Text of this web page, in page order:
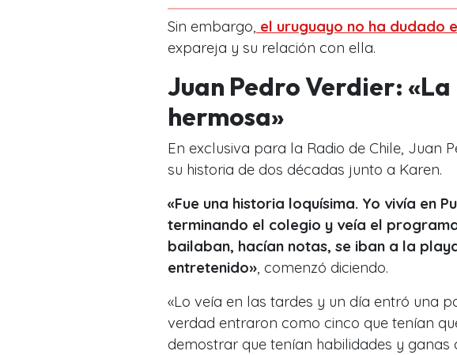
Sin embargo, el uruguayo no ha dudado
expareja y su relación con ella.
Juan Pedro Verdier:
hermosa»
En exclusiva para la Radio de Chile, Juan
su historia de dos décadas junto a Karen.
«Fue una historia loquísima. Yo vivía en
terminando el colegio y veía el
bailaban, hacían notas, se iban a la
entretenido» , comenzó diciendo.
«Lo veía en las tardes y un día entró una
verdad entraron como cinco que tenían
demostrar que tenían habilidades y ganas